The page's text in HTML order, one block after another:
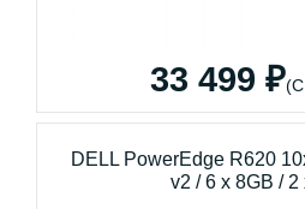
33 499 ₽
DELL PowerEdge R620
v2 / 6 x 8GB / 2